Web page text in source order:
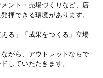
ント・売場づくりなど、店
揮できる環境があります。
る」「成果をつくる」立場
がら、アウトレットならで
していただきます。